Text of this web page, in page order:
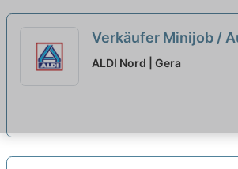
Verkäufer Minijob /
(m/w/d) neu
ALDI Nord | Gera